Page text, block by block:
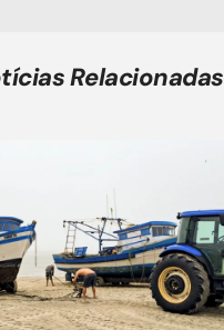
Relacionadas